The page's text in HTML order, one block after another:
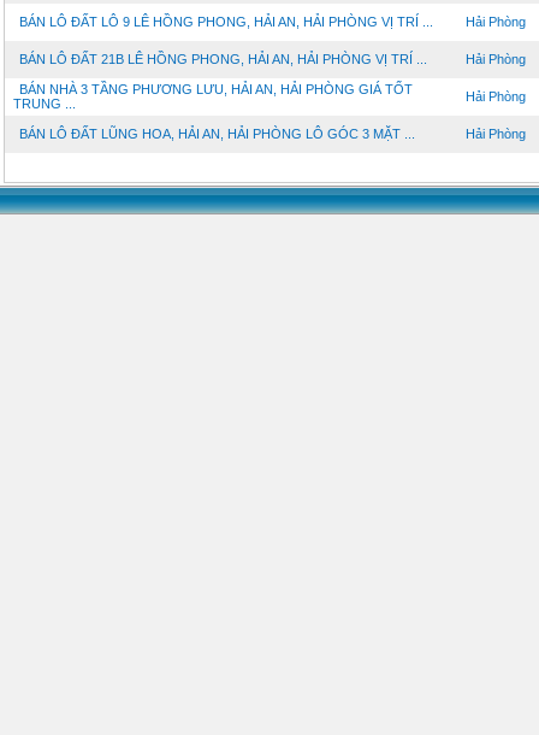
BÁN LÔ ĐẤT LÔ 9 LÊ HỒNG PHONG, HẢI AN, HẢI PHÒNG VỊ TRÍ ... Hải Phòng
BÁN LÔ ĐẤT 21B LÊ HỒNG PHONG, HẢI AN, HẢI PHÒNG VỊ TRÍ ... Hải Phòng
BÁN NHÀ 3 TẦNG PHƯƠNG LƯU, HẢI AN, HẢI PHÒNG GIÁ TỐT
TRUNG ...
Hải Phòng
BÁN LÔ ĐẤT LŨNG HOA, HẢI AN, HẢI PHÒNG LÔ GÓC 3 MẶT ... Hải Phòng